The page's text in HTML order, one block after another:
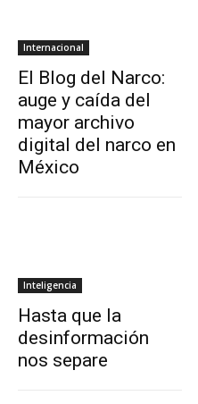
Internacional
El Blog del Narco:
auge y caída del
mayor archivo
digital del narco en
México
Inteligencia
Hasta que la
desinformación
nos separe